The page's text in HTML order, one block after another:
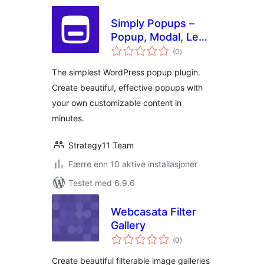
Simply Popups –
Popup, Modal, Lead
Gen
(0totale
vurderinger
)
The simplest WordPress popup plugin.
Create beautiful, effective popups with
your own customizable content in
minutes.
Strategy11 Team
Færre enn 10 aktive installasjoner
Testet med 6.9.6
Webcasata Filter
Gallery
(0totale
vurderinger
)
Create beautiful filterable image galleries